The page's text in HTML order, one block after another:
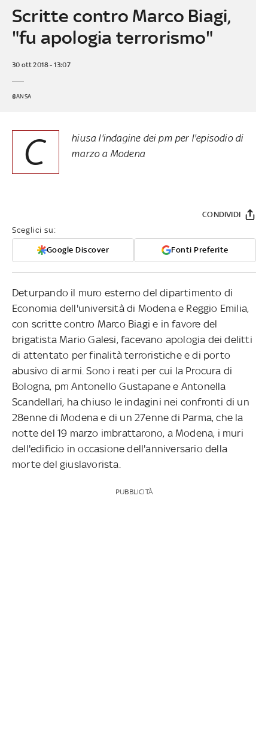
Scritte contro Marco Biagi,
"fu apologia terrorismo"
30 ott 2018 - 13:07
@ANSA
C
hiusa l'indagine dei pm per l'episodio di
marzo a Modena
Sceglici su:
Google Discover Fonti Preferite
CONDIVIDI
Deturpando il muro esterno del dipartimento di
Economia dell'università di Modena e Reggio Emilia,
con scritte contro Marco Biagi e in favore del
brigatista Mario Galesi, facevano apologia dei delitti
di attentato per finalità terroristiche e di porto
abusivo di armi. Sono i reati per cui la Procura di
Bologna, pm Antonello Gustapane e Antonella
Scandellari, ha chiuso le indagini nei confronti di un
28enne di Modena e di un 27enne di Parma, che la
notte del 19 marzo imbrattarono, a Modena, i muri
dell'edificio in occasione dell'anniversario della
morte del giuslavorista.
PUBBLICITÀ